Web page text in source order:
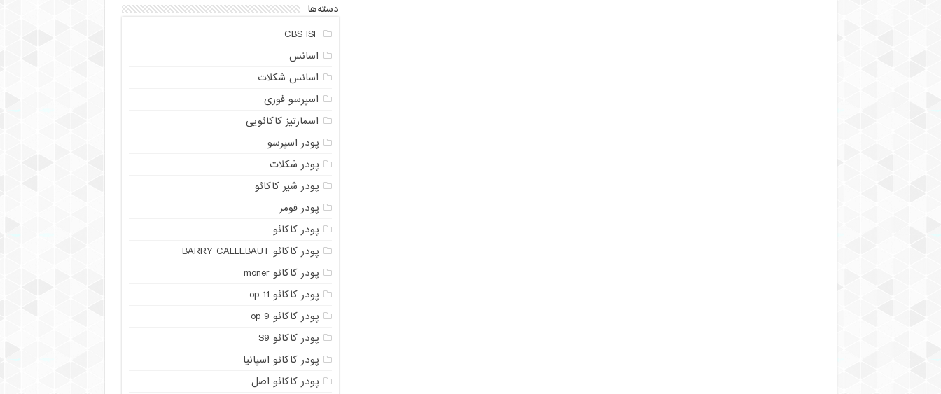
دسته‌ها
CBS ISF
اسانس
اسانس شکلات
اسپرسو فوری
اسمارتیز کاکائویی
پودر اسپرسو
پودر شکلات
پودر شیر کاکائو
پودر فومر
پودر کاکائو
پودر کاکائو BARRY CALLEBAUT
پودر کاکائو moner
پودر کاکائو op 11
پودر کاکائو op 9
پودر کاکائو S9
پودر کاکائو اسپانیا
پودر کاکائو اصل